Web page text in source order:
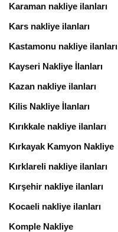
Karaman nakliye ilanları
Kars nakliye ilanları
Kastamonu nakliye ilanları
Kayseri Nakliye İlanları
Kazan nakliye ilanları
Kilis Nakliye İlanları
Kırıkkale nakliye ilanları
Kırkayak Kamyon Nakliye
Kırklareli nakliye ilanları
Kırşehir nakliye ilanları
Kocaeli nakliye ilanları
Komple Nakliye